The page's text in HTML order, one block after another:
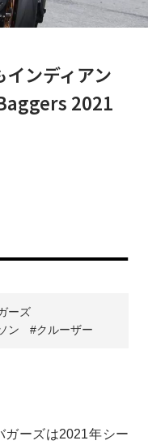
ンディアン
2021
ーズ
ン クルーザー
ガーズは2021年シー